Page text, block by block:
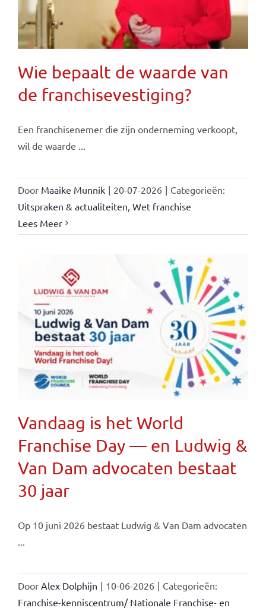
Wie bepaalt de waarde van
de franchisevestiging?
Een franchisenemer die zijn onderneming verkoopt,
wil de waarde ...
Door Maaike Munnik | 20-07-2026 | Categorieën:
Uitspraken & actualiteiten Wet franchise
Lees Meer
Vandaag is het World
Franchise Day — en Ludwig &
Van Dam advocaten bestaat
30 jaar
Op 10 juni 2026 bestaat Ludwig & Van Dam advocaten
Door Alex Dolphijn | 10-06-2026 | Categorieën:
Franchise-kenniscentrum/ Nationale Franchise- en